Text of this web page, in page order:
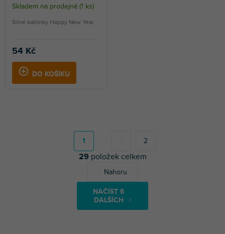
Skladem na prodejně (1 ks)
54 Kč
DO KOŠÍKU
Silné balónky Happy New Year.
O
l
á
NAČÍST 6
DALŠÍCH
n
o
v
á
n
í
1 2
29 položek celkem
Nahoru